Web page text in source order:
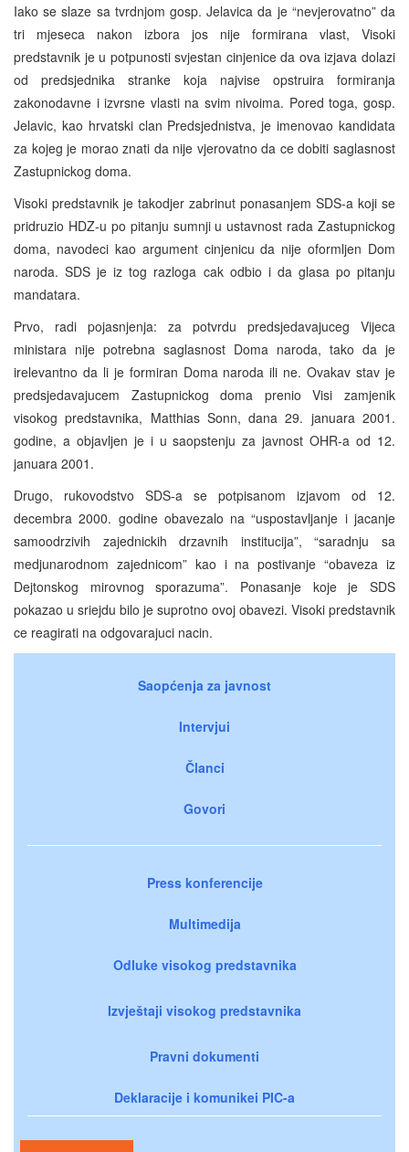
Iako se slaze sa tvrdnjom gosp. Jelavica da je “nevjerovatno” da
tri mjeseca nakon izbora jos nije formirana vlast, Visoki
predstavnik je u potpunosti svjestan cinjenice da ova izjava dolazi
od predsjednika stranke koja najvise opstruira formiranja
zakonodavne i izvrsne vlasti na svim nivoima. Pored toga, gosp.
Jelavic, kao hrvatski clan Predsjednistva, je imenovao kandidata
za kojeg je morao znati da nije vjerovatno da ce dobiti saglasnost
Zastupnickog doma.
Visoki predstavnik je takodjer zabrinut ponasanjem SDS-a koji se
pridruzio HDZ-u po pitanju sumnji u ustavnost rada Zastupnickog
doma, navodeci kao argument cinjenicu da nije oformljen Dom
naroda. SDS je iz tog razloga cak odbio i da glasa po pitanju
mandatara.
Prvo, radi pojasnjenja: za potvrdu predsjedavajuceg Vijeca
ministara nije potrebna saglasnost Doma naroda, tako da je
irelevantno da li je formiran Doma naroda ili ne. Ovakav stav je
predsjedavajucem Zastupnickog doma prenio Visi zamjenik
visokog predstavnika, Matthias Sonn, dana 29. januara 2001.
godine, a objavljen je i u saopstenju za javnost OHR-a od 12.
januara 2001.
Drugo, rukovodstvo SDS-a se potpisanom izjavom od 12.
decembra 2000. godine obavezalo na “uspostavljanje i jacanje
samoodrzivih zajednickih drzavnih institucija”, “saradnju sa
medjunarodnom zajednicom” kao i na postivanje “obaveza iz
Dejtonskog mirovnog sporazuma”. Ponasanje koje je SDS
pokazao u sriejdu bilo je suprotno ovoj obavezi. Visoki predstavnik
ce reagirati na odgovarajuci nacin.
Saopćenja za javnost
Intervjui
Članci
Govori
Press konferencije
Multimedija
Odluke visokog predstavnika
Izvještaji visokog predstavnika
Pravni dokumenti
Deklaracije i komunikei PIC-a